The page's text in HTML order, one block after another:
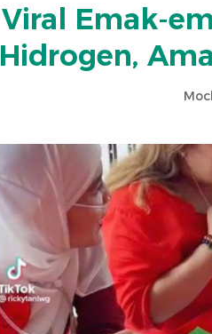
Viral Emak-
Hidrogen,